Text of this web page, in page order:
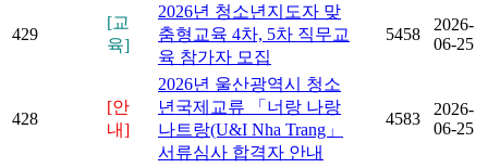
429
[교
육]
2026년 청소년지도자 맞
춤형교육 4차, 5차 직무교
육 참가자 모집
5458
2026-
06-25
428
[안
내]
2026년 울산광역시 청소
년국제교류 「너랑 나랑
나트랑(U&I Nha Trang」
서류심사 합격자 안내
4583
2026-
06-25